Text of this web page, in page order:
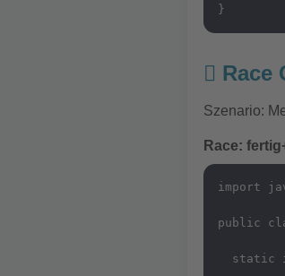
}
Race
Szenario:
Race:
import
public
static